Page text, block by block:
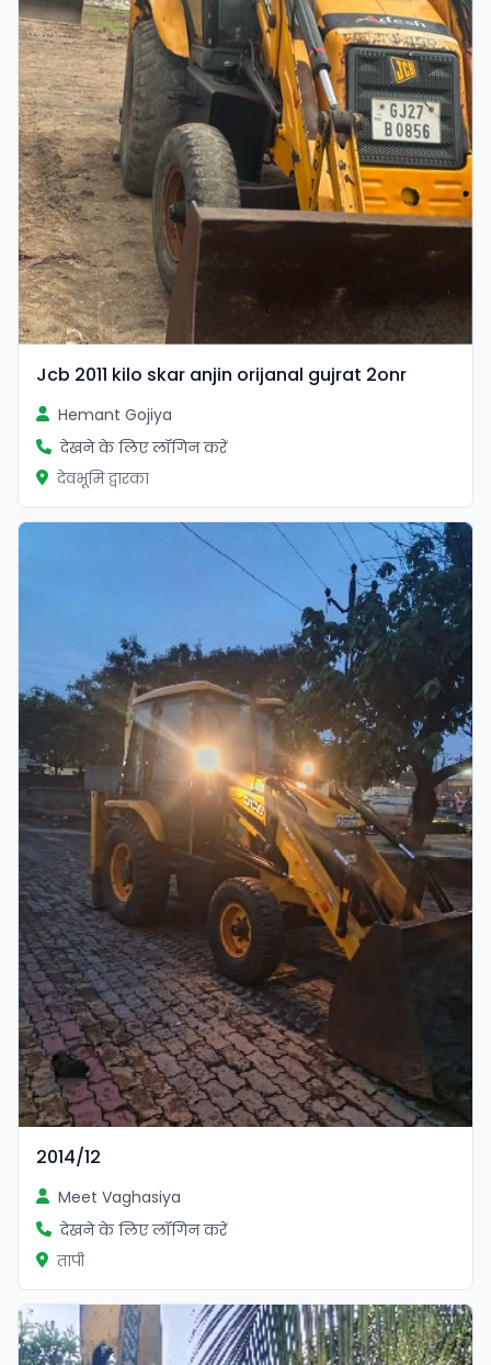
Jcb 2011 kilo skar anjin orijanal gujrat 2onr
Hemant Gojiya
देखने के लिए लॉगिन करें
देवभूमि द्वारका
2014/12
Meet Vaghasiya
देखने के लिए लॉगिन करें
तापी